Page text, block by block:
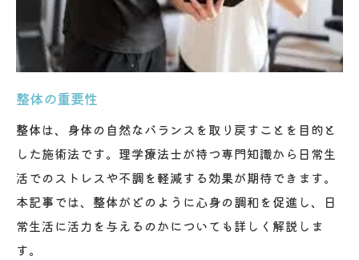
整体で心と体の健康を促進
日常生活で役立つ整体の効果と姿勢改善のポイ
ント
整体を日常に取り入れるメリット
姿勢改善における整体の役割
日常動作を整体で見直す方法
整体で得られる生活習慣の改善
日常で使える整体の基礎知識
整体がもたらす日常生活の質の向上
整体の重要性
整体は、身体の自然なバランスを取り戻すことを目的と
した施術法です。理学療法士が持つ専門知識から日常生
活でのストレスや不調を軽減する効果が期待できます。
本記事では、整体がどのように心身の調和を促進し、日
常生活に活力を与えるのかについても詳しく解説しま
す。